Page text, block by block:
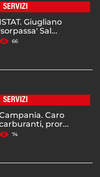
SERVIZI
ISTAT. Giugliano
'sorpassa' Sal...
66
SERVIZI
Caro
pror...
74